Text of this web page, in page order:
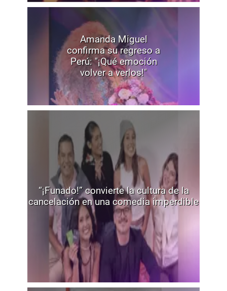
Amanda Miguel
confirma su regreso a
Perú: "¡Qué emoción
volver a verlos!"
“¡Funado!” convierte la cultura de la
cancelación en una comedia imperdible